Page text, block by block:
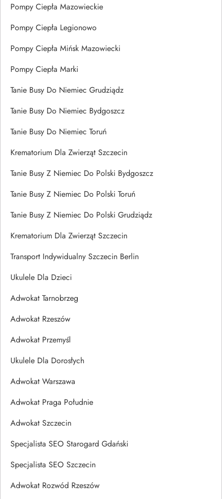
Pompy Ciepła Mazowieckie
Pompy Ciepła Legionowo
Pompy Ciepła Mińsk Mazowiecki
Pompy Ciepła Marki
Tanie Busy Do Niemiec Grudziądz
Tanie Busy Do Niemiec Bydgoszcz
Tanie Busy Do Niemiec Toruń
Krematorium Dla Zwierząt Szczecin
Tanie Busy Z Niemiec Do Polski Bydgoszcz
Tanie Busy Z Niemiec Do Polski Toruń
Tanie Busy Z Niemiec Do Polski Grudziądz
Krematorium Dla Zwierząt Szczecin
Transport Indywidualny Szczecin Berlin
Ukulele Dla Dzieci
Adwokat Tarnobrzeg
Adwokat Rzeszów
Adwokat Przemyśl
Ukulele Dla Dorosłych
Adwokat Warszawa
Adwokat Praga Południe
Adwokat Szczecin
Specjalista SEO Starogard Gdański
Specjalista SEO Szczecin
Adwokat Rozwód Rzeszów